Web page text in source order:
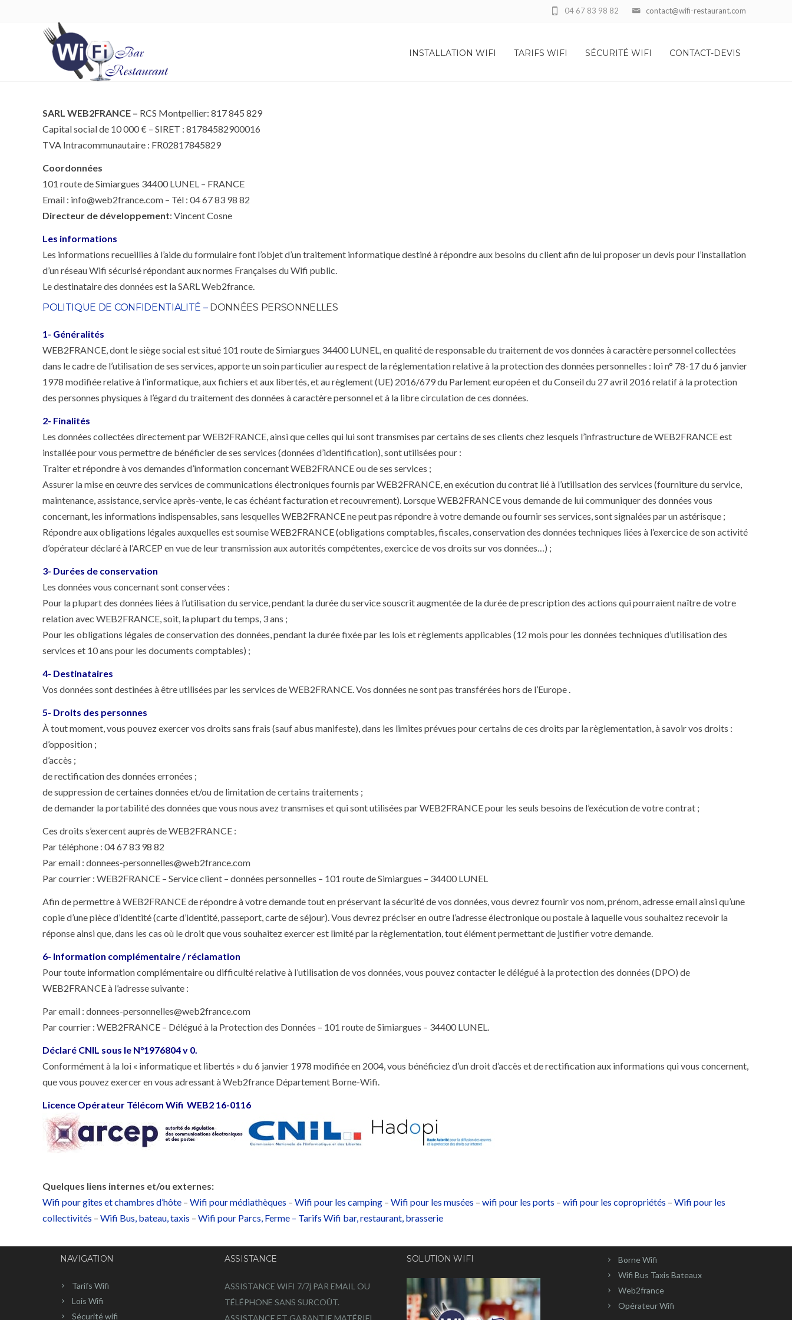
contact@wifi-restaurant.com
04 67 83 98 82
INSTALLATION WIFI TARIFS WIFI SÉCURITÉ WIFI CONTACT-DEVIS
SARL WEB2FRANCE – RCS Montpellier: 817 845 829
Capital social de 10 000 € – SIRET : 81784582900016
TVA Intracommunautaire : FR02817845829
Coordonnées
101 route de Simiargues 34400 LUNEL – FRANCE
Email : info@web2france.com – Tél : 04 67 83 98 82
Directeur de développement: Vincent Cosne
Les informations
Les informations recueillies à l’aide du formulaire font l’objet d’un traitement informatique destiné à répondre aux besoins du client afin de lui proposer un devis pour l’installation
d’un réseau Wifi sécurisé répondant aux normes Françaises du Wifi public.
Le destinataire des données est la SARL Web2france.
POLITIQUE DE CONFIDENTIALITÉ – DONNÉES PERSONNELLES
1- Généralités
WEB2FRANCE, dont le siège social est situé 101 route de Simiargues 34400 LUNEL, en qualité de responsable du traitement de vos données à caractère personnel collectées
dans le cadre de l’utilisation de ses services, apporte un soin particulier au respect de la réglementation relative à la protection des données personnelles : loi n° 78-17 du 6 janvier
1978 modifiée relative à l’informatique, aux fichiers et aux libertés, et au règlement (UE) 2016/679 du Parlement européen et du Conseil du 27 avril 2016 relatif à la protection
des personnes physiques à l’égard du traitement des données à caractère personnel et à la libre circulation de ces données.
2- Finalités
Les données collectées directement par WEB2FRANCE, ainsi que celles qui lui sont transmises par certains de ses clients chez lesquels l’infrastructure de WEB2FRANCE est
installée pour vous permettre de bénéficier de ses services (données d’identification), sont utilisées pour :
Traiter et répondre à vos demandes d’information concernant WEB2FRANCE ou de ses services ;
Assurer la mise en œuvre des services de communications électroniques fournis par WEB2FRANCE, en exécution du contrat lié à l’utilisation des services (fourniture du service,
maintenance, assistance, service après-vente, le cas échéant facturation et recouvrement). Lorsque WEB2FRANCE vous demande de lui communiquer des données vous
concernant, les informations indispensables, sans lesquelles WEB2FRANCE ne peut pas répondre à votre demande ou fournir ses services, sont signalées par un astérisque ;
Répondre aux obligations légales auxquelles est soumise WEB2FRANCE (obligations comptables, fiscales, conservation des données techniques liées à l’exercice de son activité
d’opérateur déclaré à l’ARCEP en vue de leur transmission aux autorités compétentes, exercice de vos droits sur vos données…) ;
3- Durées de conservation
Les données vous concernant sont conservées :
Pour la plupart des données liées à l’utilisation du service, pendant la durée du service souscrit augmentée de la durée de prescription des actions qui pourraient naître de votre
relation avec WEB2FRANCE, soit, la plupart du temps, 3 ans ;
Pour les obligations légales de conservation des données, pendant la durée fixée par les lois et règlements applicables (12 mois pour les données techniques d’utilisation des
services et 10 ans pour les documents comptables) ;
4- Destinataires
Vos données sont destinées à être utilisées par les services de WEB2FRANCE. Vos données ne sont pas transférées hors de l’Europe .
5- Droits des personnes
À tout moment, vous pouvez exercer vos droits sans frais (sauf abus manifeste), dans les limites prévues pour certains de ces droits par la règlementation, à savoir vos droits :
d’opposition ;
d’accès ;
de rectification des données erronées ;
de suppression de certaines données et/ou de limitation de certains traitements ;
de demander la portabilité des données que vous nous avez transmises et qui sont utilisées par WEB2FRANCE pour les seuls besoins de l’exécution de votre contrat ;
Ces droits s’exercent auprès de WEB2FRANCE :
Par téléphone : 04 67 83 98 82
Par email : donnees-personnelles@web2france.com
Par courrier : WEB2FRANCE – Service client – données personnelles – 101 route de Simiargues – 34400 LUNEL
Afin de permettre à WEB2FRANCE de répondre à votre demande tout en préservant la sécurité de vos données, vous devrez fournir vos nom, prénom, adresse email ainsi qu’une
copie d’une pièce d’identité (carte d’identité, passeport, carte de séjour). Vous devrez préciser en outre l’adresse électronique ou postale à laquelle vous souhaitez recevoir la
réponse ainsi que, dans les cas où le droit que vous souhaitez exercer est limité par la règlementation, tout élément permettant de justifier votre demande.
6- Information complémentaire / réclamation
Pour toute information complémentaire ou difficulté relative à l’utilisation de vos données, vous pouvez contacter le délégué à la protection des données (DPO) de
WEB2FRANCE à l’adresse suivante :
Par email : donnees-personnelles@web2france.com
Par courrier : WEB2FRANCE – Délégué à la Protection des Données – 101 route de Simiargues – 34400 LUNEL.
Déclaré CNIL sous le N°1976804 v 0.
Conformément à la loi « informatique et libertés » du 6 janvier 1978 modifiée en 2004, vous bénéficiez d’un droit d’accès et de rectification aux informations qui vous concernent,
que vous pouvez exercer en vous adressant à Web2france Département Borne-Wifi.
Licence Opérateur Télécom Wifi WEB2 16-0116
Quelques liens internes et/ou externes:
Wifi pour gîtes et chambres d’hôte – Wifi pour médiathèques – Wifi pour les camping – Wifi pour les musées – wifi pour les ports – wifi pour les copropriétés – Wifi pour les
collectivités – Wifi Bus, bateau, taxis – Wifi pour Parcs, Ferme – Tarifs Wifi bar, restaurant, brasserie
NAVIGATION
Tarifs Wifi
Lois Wifi
Sécurité wifi
ASSISTANCE
ASSISTANCE WIFI 7/7j PAR EMAIL OU
TÉLÉPHONE SANS SURCOÛT.
ASSISTANCE ET GARANTIE MATÉRIEL
SOLUTION WIFI
Borne Wifi
Wifi Bus Taxis Bateaux
Web2france
Opérateur Wifi